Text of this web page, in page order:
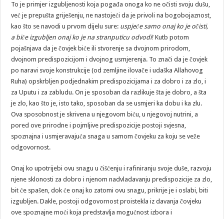
To je primjer izgubljenosti koja pogađa onoga ko ne očisti svoju dušu,
već je prepušta griješenju, ne nastojeći da je privoli na bogobojaznost,
kao što se navodi u prvom dijelu sure: uspjeće samo onaj ko je očisti,
a biće izgubljen onaj ko je na stranputicu odvodiǃ Kutb potom
pojašnjava da je čovjek biće ili stvorenje sa dvojnom prirodom,
dvojnom predispozicijom i dvojnog usmjerenja. To znači da je čovjek
po naravi svoje konstrukcije (od zemljine ilovače i udaška Allahovog
Ruha) opskrbljen podjednakim predispozicijama i za dobro i za zlo, i
za Uputu i za zabludu. On je sposoban da razlikuje šta je dobro, a šta
je zlo, kao što je, isto tako, sposoban da se usmjeri ka dobu i ka zlu.
Ova sposobnost je skrivena u njegovom biću, u njegovoj nutrini, a
pored ove prirodne i pojmljive predispozicije postoji svjesna,
spoznajna i usmjeravajuća snaga u samom čovjeku za koju se veže
odgovornost.
Onaj ko upotrijebi ovu snagu u čišćenju i rafiniranju svoje duše, razvoju
njene sklonosti za dobro i njenom nadvladavanju predispozicije za zlo,
bit će spašen, dok će onaj ko zatomi ovu snagu, prikrije je i oslabi, biti
izgubljen. Dakle, postoji odgovornost proistekla iz davanja čovjeku
ove spoznajne moći koja predstavlja mogućnost izbora i